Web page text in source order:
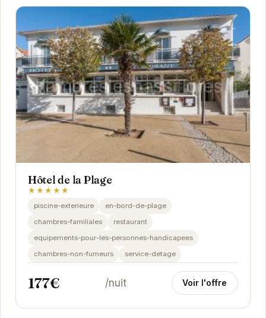
Hôtel de la Plage
★★★★★
piscine-exterieure
en-bord-de-plage
chambres-familiales
restaurant
equipements-pour-les-personnes-handicapees
chambres-non-fumeurs
service-detage
177€ /nuit Voir l'offre